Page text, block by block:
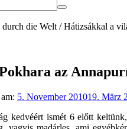
die Welt / Hátizsákkal a
az
5. November 201019. März
kedvéért ismét 6 előtt